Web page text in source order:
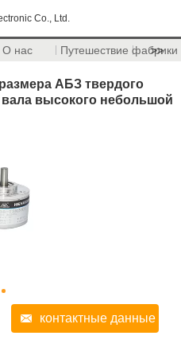
Co., Ltd.
О нас Путешествие фабрики
>>
АБЗ твердого
высокого небольшой
контактные данные